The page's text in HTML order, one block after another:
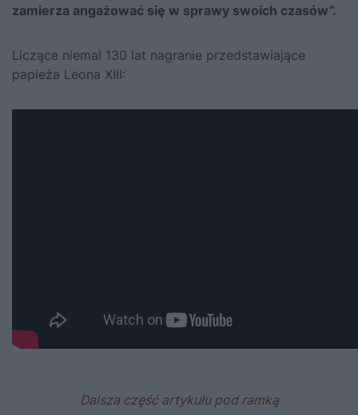
zamierza angażować się w sprawy swoich czasów”.
Liczące niemal 130 lat nagranie przedstawiające
papieża Leona XIII:
Dalsza część artykułu pod ramką